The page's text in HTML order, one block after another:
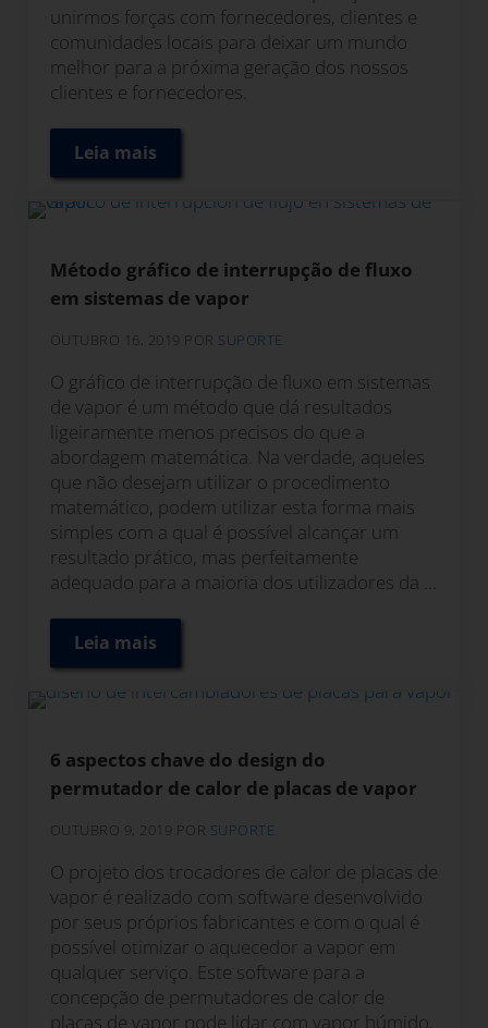
unirmos forças com fornecedores, clientes e
comunidades locais para deixar um mundo
melhor para a próxima geração dos nossos
clientes e fornecedores.
Leia maisSaiba mais sobre a estratégia "Um
Método gráfico de interrupção de fluxo
em sistemas de vapor
OUTUBRO 16, 2019 POR SUPORTE
O gráfico de interrupção de fluxo em sistemas
de vapor é um método que dá resultados
ligeiramente menos precisos do que a
abordagem matemática. Na verdade, aqueles
que não desejam utilizar o procedimento
matemático, podem utilizar esta forma mais
simples com a qual é possível alcançar um
resultado prático, mas perfeitamente
adequado para a maioria dos utilizadores da ...
Leia maisMétodo gráfico de interrupção de fluxo
6 aspectos chave do design do
permutador de calor de placas de vapor
OUTUBRO 9, 2019 POR SUPORTE
O projeto dos trocadores de calor de placas de
vapor é realizado com software desenvolvido
por seus próprios fabricantes e com o qual é
possível otimizar o aquecedor a vapor em
qualquer serviço. Este software para a
concepção de permutadores de calor de
placas de vapor pode lidar com vapor húmido,